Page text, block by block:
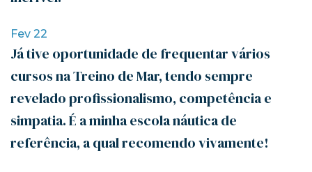
Fev 22
Já tive oportunidade de frequentar vários
cursos na Treino de Mar, tendo sempre
revelado profissionalismo, competência e
simpatia. É a minha escola náutica de
referência, a qual recomendo vivamente!